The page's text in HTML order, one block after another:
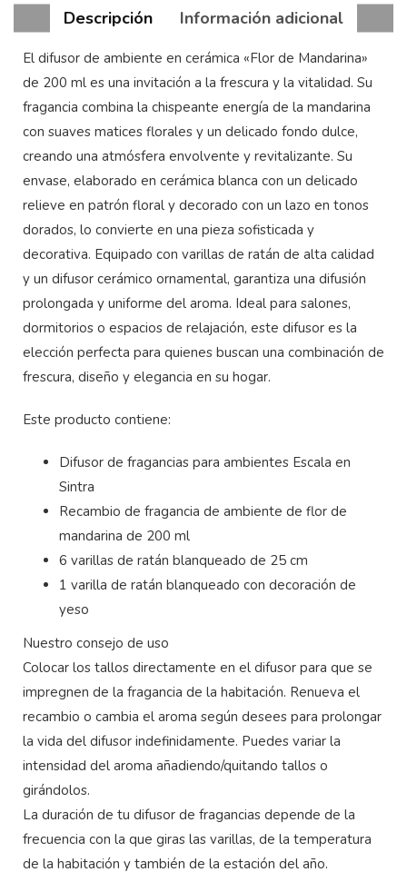
Descripción Información adicional
El difusor de ambiente en cerámica «Flor de Mandarina»
de 200 ml es una invitación a la frescura y la vitalidad. Su
fragancia combina la chispeante energía de la mandarina
con suaves matices florales y un delicado fondo dulce,
creando una atmósfera envolvente y revitalizante. Su
envase, elaborado en cerámica blanca con un delicado
relieve en patrón floral y decorado con un lazo en tonos
dorados, lo convierte en una pieza sofisticada y
decorativa. Equipado con varillas de ratán de alta calidad
y un difusor cerámico ornamental, garantiza una difusión
prolongada y uniforme del aroma. Ideal para salones,
dormitorios o espacios de relajación, este difusor es la
elección perfecta para quienes buscan una combinación de
frescura, diseño y elegancia en su hogar.
Este producto contiene:
Difusor de fragancias para ambientes Escala en
Sintra
Recambio de fragancia de ambiente de flor de
mandarina de 200 ml
6 varillas de ratán blanqueado de 25 cm
1 varilla de ratán blanqueado con decoración de
yeso
Nuestro consejo de uso
Colocar los tallos directamente en el difusor para que se
impregnen de la fragancia de la habitación. Renueva el
recambio o cambia el aroma según desees para prolongar
la vida del difusor indefinidamente. Puedes variar la
intensidad del aroma añadiendo/quitando tallos o
girándolos.
La duración de tu difusor de fragancias depende de la
frecuencia con la que giras las varillas, de la temperatura
de la habitación y también de la estación del año.